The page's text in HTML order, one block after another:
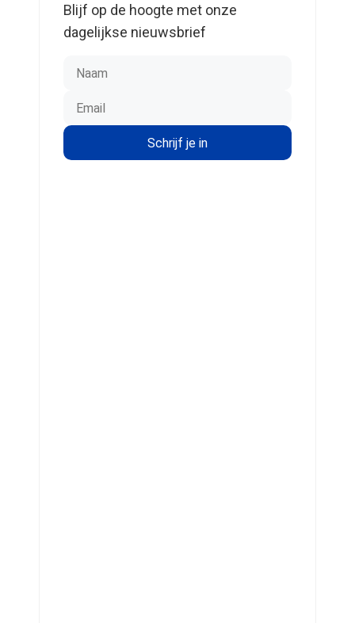
Blijf op de hoogte met onze
dagelijkse nieuwsbrief